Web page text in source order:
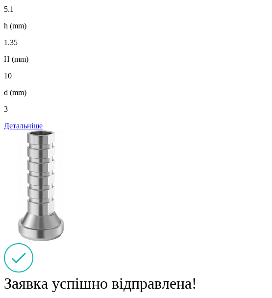
5.1
h (mm)
1.35
H (mm)
10
d (mm)
3
Детальніше
Заявка успішно відправлена!